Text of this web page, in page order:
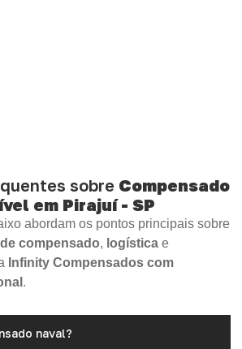
sobre Compensado
em Pirajuí - SP
abordam os pontos principais sobre
compensado, logística e
Infinity Compensados com
.
naval?